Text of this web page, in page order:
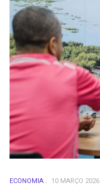
ECONOMIA 10 MARÇO 2026